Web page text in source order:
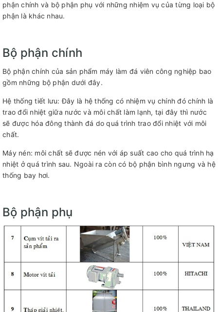
phận chính và bộ phận phụ với những nhiệm vụ của từng loại bộ
phận là khác nhau.
Bộ phận chính
Bộ phận chính của sản phẩm máy làm đá viên công nghiệp bao
gồm những bộ phận dưới đây.
Hệ thống tiết lưu: Đây là hệ thống có nhiệm vụ chính đó chính là
trao đổi nhiệt giữa nước và môi chất làm lạnh, tại đây thì nước
sẽ được hóa đông thành đá do quá trình trao đổi nhiệt với môi
chất.
Máy nén: môi chất sẽ được nén với áp suất cao cho quá trình hạ
nhiệt ở quá trình sau. Ngoài ra còn có bộ phận bình ngưng và hệ
thống bay hơi.
Bộ phận phụ